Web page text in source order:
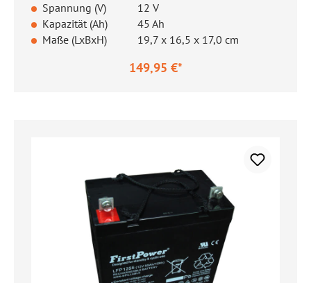
Spannung (V)
12 V
Kapazität (Ah)
45 Ah
Maße (LxBxH)
19,7 x 16,5 x 17,0 cm
149,95 €*